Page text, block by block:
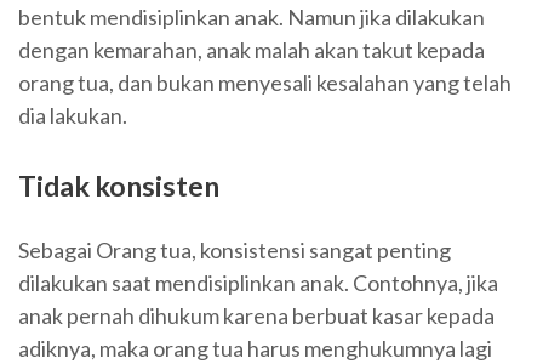
bentuk mendisiplinkan anak. Namun jika dilakukan
dengan kemarahan, anak malah akan takut kepada
orang tua, dan bukan menyesali kesalahan yang telah
dia lakukan.
Tidak konsisten
Sebagai Orang tua, konsistensi sangat penting
dilakukan saat mendisiplinkan anak. Contohnya, jika
anak pernah dihukum karena berbuat kasar kepada
adiknya, maka orang tua harus menghukumnya lagi